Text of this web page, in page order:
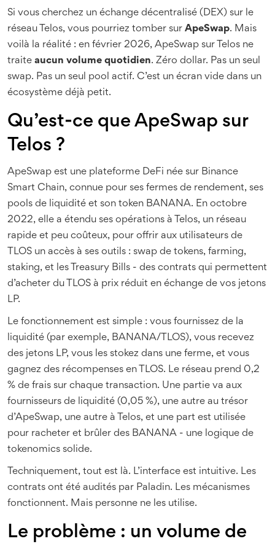
Si vous cherchez un échange décentralisé (DEX) sur le
réseau Telos, vous pourriez tomber sur ApeSwap. Mais
voilà la réalité : en février 2026, ApeSwap sur Telos ne
traite aucun volume quotidien. Zéro dollar. Pas un seul
swap. Pas un seul pool actif. C’est un écran vide dans un
écosystème déjà petit.
Qu’est-ce que ApeSwap sur
Telos ?
ApeSwap est une plateforme DeFi née sur Binance
Smart Chain, connue pour ses fermes de rendement, ses
pools de liquidité et son token BANANA. En octobre
2022, elle a étendu ses opérations à Telos, un réseau
rapide et peu coûteux, pour offrir aux utilisateurs de
TLOS un accès à ses outils : swap de tokens, farming,
staking, et les Treasury Bills - des contrats qui permettent
d’acheter du TLOS à prix réduit en échange de vos jetons
LP.
Le fonctionnement est simple : vous fournissez de la
liquidité (par exemple, BANANA/TLOS), vous recevez
des jetons LP, vous les stokez dans une ferme, et vous
gagnez des récompenses en TLOS. Le réseau prend 0,2
% de frais sur chaque transaction. Une partie va aux
fournisseurs de liquidité (0,05 %), une autre au trésor
d’ApeSwap, une autre à Telos, et une part est utilisée
pour racheter et brûler des BANANA - une logique de
tokenomics solide.
Techniquement, tout est là. L’interface est intuitive. Les
contrats ont été audités par Paladin. Les mécanismes
fonctionnent. Mais personne ne les utilise.
Le problème : un volume de